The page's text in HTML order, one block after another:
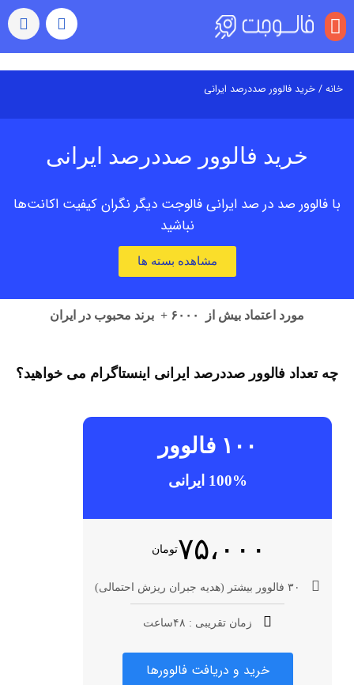
منو
خانه/ خرید فالوور صددرصد ایرانی
خرید فالوور صددرصد ایرانی
با فالوور صد در صد ایرانی فالوجت دیگر نگران کیفیت اکانت‌ها
نباشید
مشاهده بسته ها
مورد اعتماد بیش از ۶۰۰۰ + برند محبوب در ایران
چه تعداد فالوور صددرصد ایرانی اینستاگرام می خواهید؟
۱۰۰ فالوور
100% ایرانی
تومان۷۵،۰۰۰
۳۰ فالوور بیشتر (هدیه جبران ریزش احتمالی)
زمان تقریبی : ۴۸ساعت
خرید و دریافت فالوورها